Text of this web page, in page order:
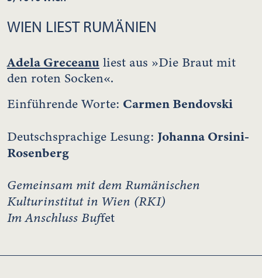
WIEN LIEST RUMÄNIEN
Adela Greceanu liest aus »Die Braut mit
den roten Socken«.
Einführende Worte: Carmen Bendovski
Deutschsprachige Lesung: Johanna Orsini-
Rosenberg
Gemeinsam mit dem Rumänischen
Kulturinstitut in Wien (RKI)
Im Anschluss Buffet